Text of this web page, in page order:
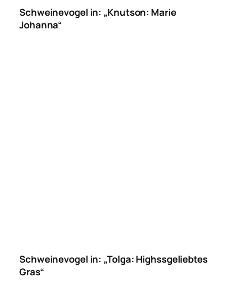
Schweinevogel in: „Knutson: Marie
Johanna“
Schweinevogel in: „Tolga: Highssgeliebtes
Gras“